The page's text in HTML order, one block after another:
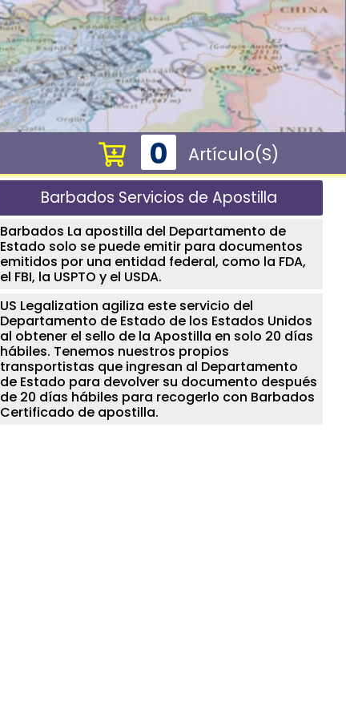
0 Artículo(s)
Barbados Servicios de Apostilla
Barbados La apostilla del Departamento de
Estado solo se puede emitir para documentos
emitidos por una entidad federal, como la FDA,
el FBI, la USPTO y el USDA.
US Legalization agiliza este servicio del
Departamento de Estado de los Estados Unidos
al obtener el sello de la Apostilla en solo 20 días
hábiles. Tenemos nuestros propios
transportistas que ingresan al Departamento
de Estado para devolver su documento después
de 20 días hábiles para recogerlo con Barbados
Certificado de apostilla.